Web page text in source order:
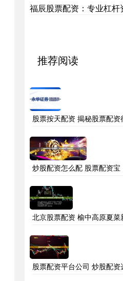
福辰股票配资：专业杠杆
推荐阅读
股票按天配资 揭秘股票配
炒股配资怎么配 股票配资
北京股票配资 榆中高原夏
股票配资平台公司 炒股配